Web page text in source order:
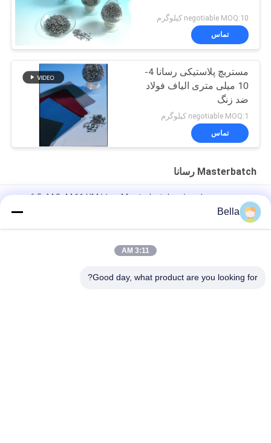
negotiable MOQ:10 کیلوگرم
تماس
مستربچ پلاستیکی رسانا 4-
10 میلی متری الیاف فولاد
ضد زنگ
negotiable MOQ:1 کیلوگرم
تماس
Masterbatch رسانا
چسب رزین سطح صاف Masterbatch رسانا 6.5µM 8uM 11 UM
میلی متر
ROHS 2 میلی متر قطر کربن سیاه و سفید مستر رسانا برای تزریق
Bella
3:11 AM
Good day, what product are you looking for?